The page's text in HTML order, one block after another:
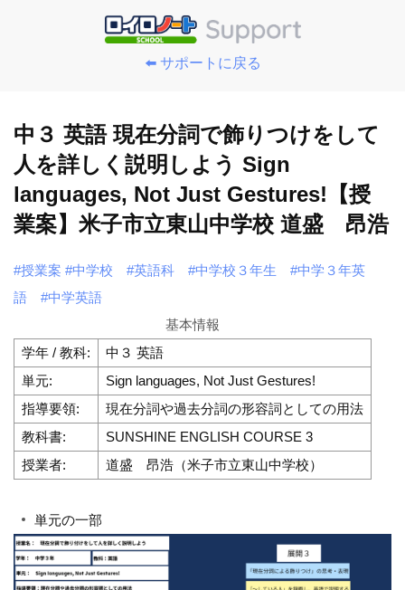
⬅️ サポートに戻る
中３ 英語 現在分詞で飾りつけをして
人を詳しく説明しよう Sign
languages, Not Just Gestures!【授
業案】米子市立東山中学校 道盛 昂浩
#授業案 #中学校 #英語科 #中学校３年生
#中学３年英
語
#中学英語
基本情報
学年 / 教科:
中３ 英語
単元:
Sign languages, Not Just Gestures!
指導要領:
現在分詞や過去分詞の形容詞としての用法
教科書:
SUNSHINE ENGLISH COURSE 3
授業者:
道盛 昂浩（米子市立東山中学校）
単元の一部